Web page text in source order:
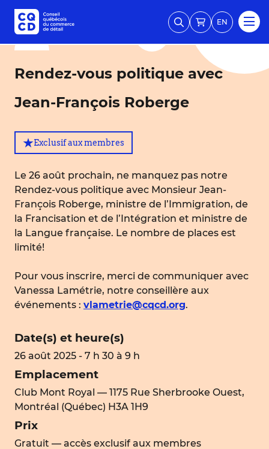
EN
Rendez-vous politique avec
Jean-François Roberge
Exclusif aux membres
Le 26 août prochain, ne manquez pas notre
Rendez-vous politique avec Monsieur Jean-
François Roberge, ministre de l’Immigration, de
la Francisation et de l’Intégration et ministre de
la Langue française. Le nombre de places est
limité!
Pour vous inscrire, merci de communiquer avec
Vanessa Lamétrie, notre conseillère aux
événements : vlametrie@cqcd.org.
Date(s) et heure(s)
26 août 2025 - 7 h 30 à 9 h
Emplacement
Club Mont Royal — 1175 Rue Sherbrooke Ouest,
Montréal (Québec) H3A 1H9
Prix
Gratuit — accès exclusif aux membres